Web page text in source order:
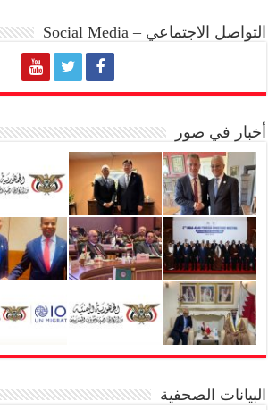
التواصل الاجتماعي – Social Media
أخبار في صور
البيانات الصحفية